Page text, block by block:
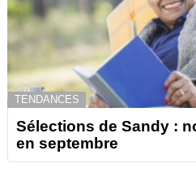
TENDANCES
Sélections de Sandy :
en septembre